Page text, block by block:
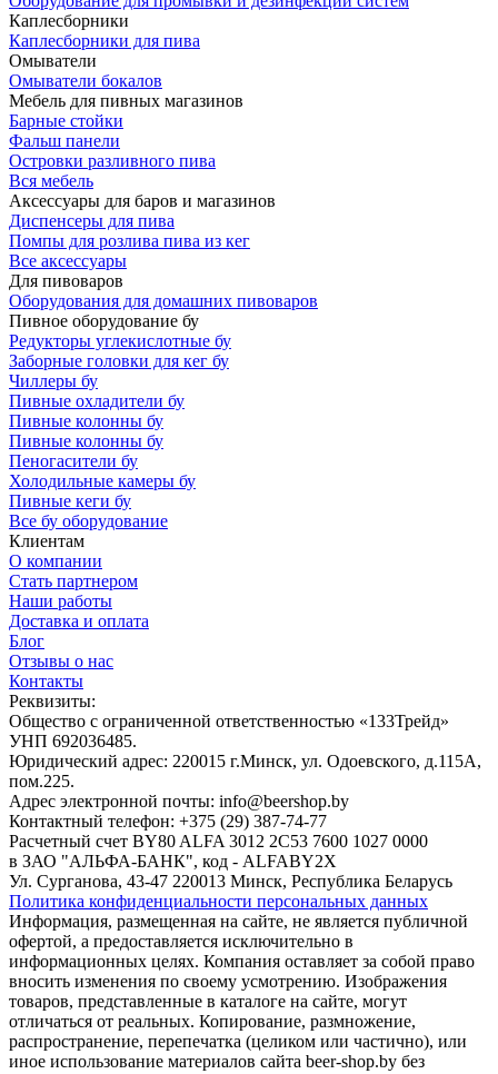
Каплесборники
Каплесборники для пива
Омыватели
Омыватели бокалов
Мебель для пивных магазинов
Барные стойки
Фальш панели
Островки разливного пива
Вся мебель
Аксессуары для баров и магазинов
Диспенсеры для пива
Помпы для розлива пива из кег
Все аксессуары
Для пивоваров
Оборудования для домашних пивоваров
Пивное оборудование бу
Редукторы углекислотные бу
Заборные головки для кег бу
Чиллеры бу
Пивные охладители бу
Пивные колонны бу
Пивные колонны бу
Пеногасители бу
Холодильные камеры бу
Пивные кеги бу
Все бу оборудование
Клиентам
О компании
Стать партнером
Наши работы
Доставка и оплата
Блог
Отзывы о нас
Контакты
Реквизиты:
Общество с ограниченной ответственностью «133Трейд»
УНП 692036485​.
Юридический адрес: 220015 г.Минск, ул. Одоевского, д.115А,
пом.225.
Адрес электронной почты: info@beershop.by
Контактный телефон: +375 (29) 387-74-77
Расчетный счет BY80 ALFA 3012 2C53 7600 1027 0000
в ЗАО "АЛЬФА-БАНК", код - ALFABY2X
Ул. Сурганова, 43-47 220013 Минск, Республика Беларусь
Политика конфиденциальности персональных данных
Информация, размещенная на сайте, не является публичной
офертой, а предоставляется исключительно в
информационных целях. Компания оставляет за собой право
вносить изменения по своему усмотрению. Изображения
товаров, представленные в каталоге на сайте, могут
отличаться от реальных. Копирование, размножение,
распространение, перепечатка (целиком или частично), или
иное использование материалов сайта beer-shop.by без